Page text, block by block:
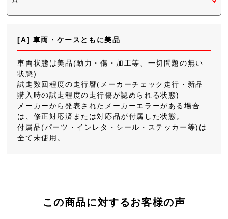
[A] 車両・ケースともに美品
車両状態は美品(動力・傷・加工等、一切問題の無い
状態)
試走数回程度の走行暦(メーカーチェック走行・新品
購入時の試走程度の走行傷が認められる状態)
メーカーから発表されたメーカーエラーがある場合
は、修正対応済または対応品が付属した状態。
付属品(パーツ・インレタ・シール・ステッカー等)は
全て未使用。
この商品に対するお客様の声